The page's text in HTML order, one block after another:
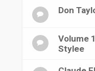
Don
Volume
Stylee